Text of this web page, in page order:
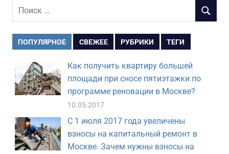
Поиск
ПОИСК
ПОПУЛЯРНОЕ СВЕЖЕЕ РУБРИКИ ТЕГИ
Как получить квартиру большей
площади при сносе пятиэтажки по
программе реновации в Москве?
10.05.2017
С 1 июля 2017 года увеличены
взносы на капитальный ремонт в
Москве. Зачем нужны взносы на